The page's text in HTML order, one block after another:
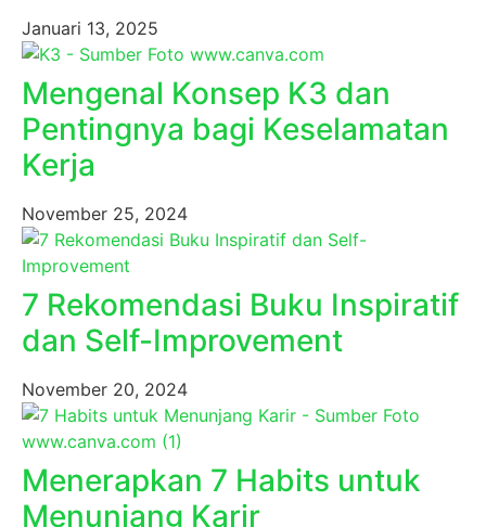
Januari 13, 2025
Mengenal Konsep K3 dan
Pentingnya bagi Keselamatan
Kerja
November 25, 2024
7 Rekomendasi Buku Inspiratif
dan Self-Improvement
November 20, 2024
Menerapkan 7 Habits untuk
Menunjang Karir